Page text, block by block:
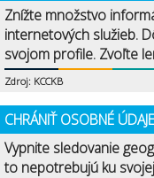
Znížte množstvo
internetových služieb.
svojom profile. Zvoľte
Zdroj: KCCKB
CHRÁNIŤ OSOBNÉ
Vypnite sledovanie
to nepotrebujú ku